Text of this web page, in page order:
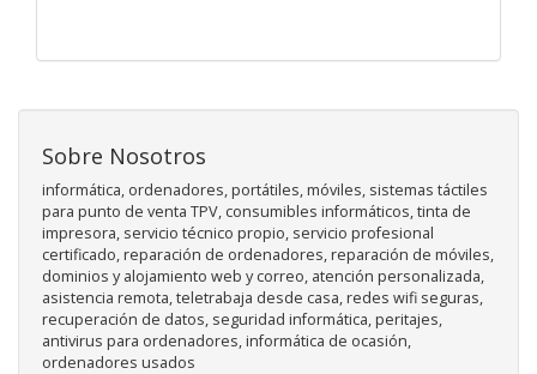
Sobre Nosotros
informática, ordenadores, portátiles, móviles, sistemas táctiles
para punto de venta TPV, consumibles informáticos, tinta de
impresora, servicio técnico propio, servicio profesional
certificado, reparación de ordenadores, reparación de móviles,
dominios y alojamiento web y correo, atención personalizada,
asistencia remota, teletrabaja desde casa, redes wifi seguras,
recuperación de datos, seguridad informática, peritajes,
antivirus para ordenadores, informática de ocasión,
ordenadores usados